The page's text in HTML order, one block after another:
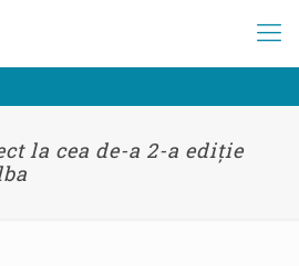
la cea de-a 2-a ediție